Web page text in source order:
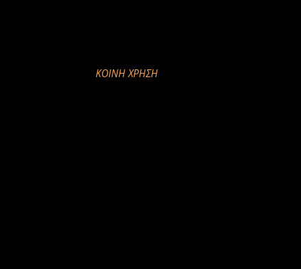
ΚΟΙΝΉ ΧΡΉΣΗ